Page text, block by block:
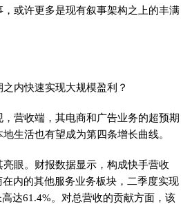
或许更多是现有叙事架构之上的丰满
内快速实现大规模盈利？
营收端，其电商和广告业务的超预期
生活也有望成为第四条增长曲线。
眼。财报数据显示，构成快手营收
内的其他服务业务板块，二季度实现
达61.4%。对总营收的贡献方面，该